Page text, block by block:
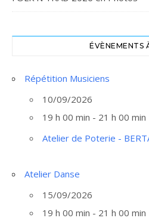
ÉVÈNEMENTS
Répétition Musiciens
10/09/2026
19 h 00 min - 21 h 00 min
Atelier de Poterie -
Atelier Danse
15/09/2026
19 h 00 min - 21 h 00 min